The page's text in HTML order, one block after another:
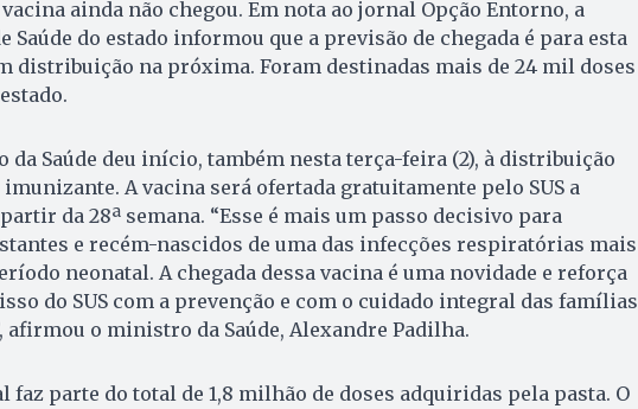
vacina ainda não chegou. Em nota ao jornal Opção Entorno, a
Saúde do estado informou que a previsão de chegada é para esta
distribuição na próxima. Foram destinadas mais de 24 mil doses
da Saúde deu início, também nesta terça-feira (2), à distribuição
A vacina será ofertada gratuitamente pelo SUS a
da 28ª semana. “Esse é mais um passo decisivo para
e recém-nascidos de uma das infecções respiratórias mais
neonatal. A chegada dessa vacina é uma novidade e reforça
do SUS com a prevenção e com o cuidado integral das famílias
afirmou o ministro da Saúde, Alexandre Padilha.
faz parte do total de 1,8 milhão de doses adquiridas pela pasta. O